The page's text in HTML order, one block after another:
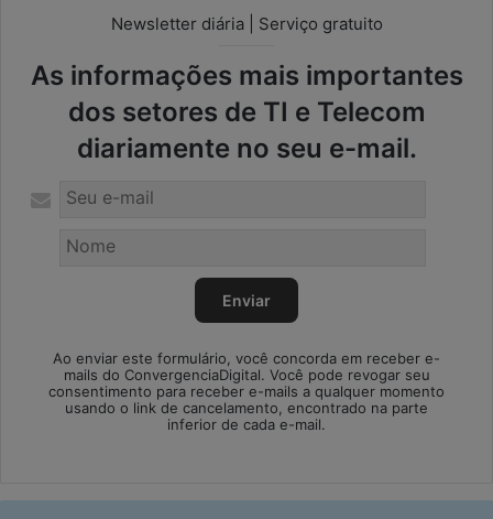
Newsletter diária | Serviço gratuito
As informações mais importantes
dos setores de TI e Telecom
diariamente no seu e-mail.
Ao enviar este formulário, você concorda em receber e-
mails do ConvergenciaDigital. Você pode revogar seu
consentimento para receber e-mails a qualquer momento
usando o link de cancelamento, encontrado na parte
inferior de cada e-mail.